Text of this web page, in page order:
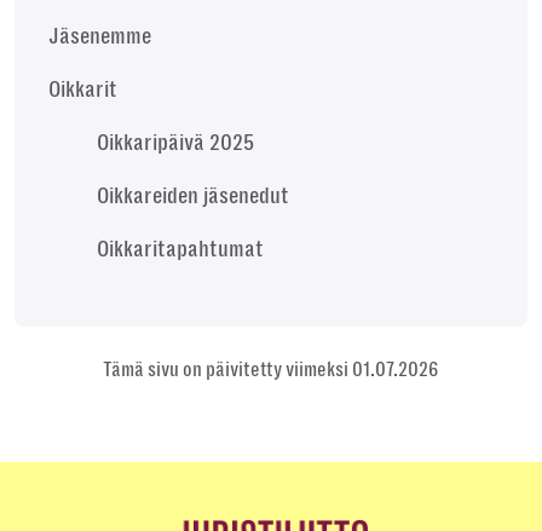
Jäsenemme
Oikkarit
Oikkaripäivä 2025
Oikkareiden jäsenedut
Oikkaritapahtumat
Tämä sivu on päivitetty viimeksi 01.07.2026